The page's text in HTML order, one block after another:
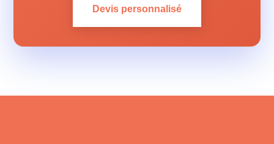
Devis personnalisé